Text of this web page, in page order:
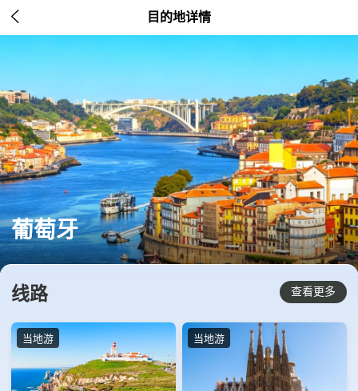
 目的地详情
葡萄牙
线路 查看更多
当地游 当地游